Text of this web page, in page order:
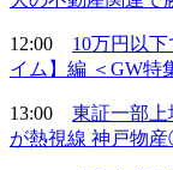
12:00 10万円以
イム】編 ＜GW特
13:00 東証一部
が熱視線 神戸物